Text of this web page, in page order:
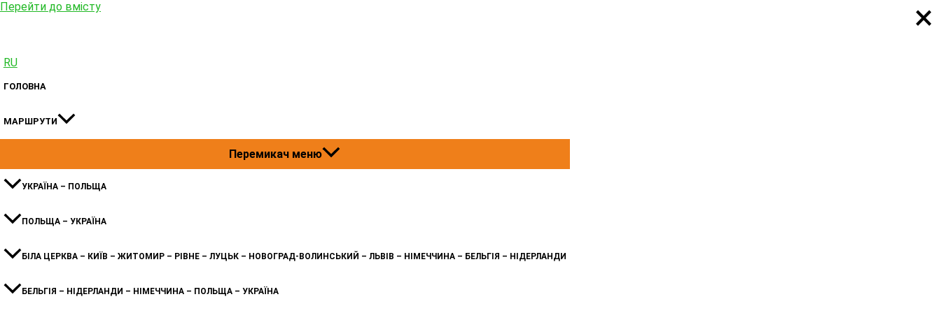
Перейти до вмісту
RU
ГОЛОВНА
МАРШРУТИ
Перемикач меню
УКРАЇНА – ПОЛЬЩА
ПОЛЬЩА – УКРАЇНА
БІЛА ЦЕРКВА – КИЇВ – ЖИТОМИР – РІВНЕ – ЛУЦЬК – НОВОГРАД-ВОЛИНСЬКИЙ – ЛЬВІВ – НІМЕЧЧИНА – БЕЛЬГІЯ – НІДЕРЛАНДИ
БЕЛЬГІЯ – НІДЕРЛАНДИ – НІМЕЧЧИНА – ПОЛЬЩА – УКРАЇНА
×
×
×
×